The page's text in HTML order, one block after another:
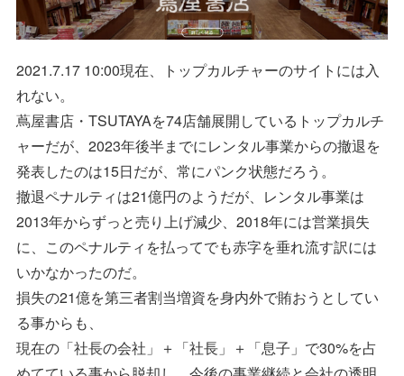
2021.7.17 10:00現在、トップカルチャーのサイトには入
れない。
蔦屋書店・TSUTAYAを74店舗展開しているトップカルチ
ャーだが、2023年後半までにレンタル事業からの撤退を
発表したのは15日だが、常にパンク状態だろう。
撤退ペナルティは21億円のようだが、レンタル事業は
2013年からずっと売り上げ減少、2018年には営業損失
に、このペナルティを払ってでも赤字を垂れ流す訳には
いかなかったのだ。
損失の21億を第三者割当増資を身内外で賄おうとしてい
る事からも、
現在の「社長の会社」＋「社長」＋「息子」で30%を占